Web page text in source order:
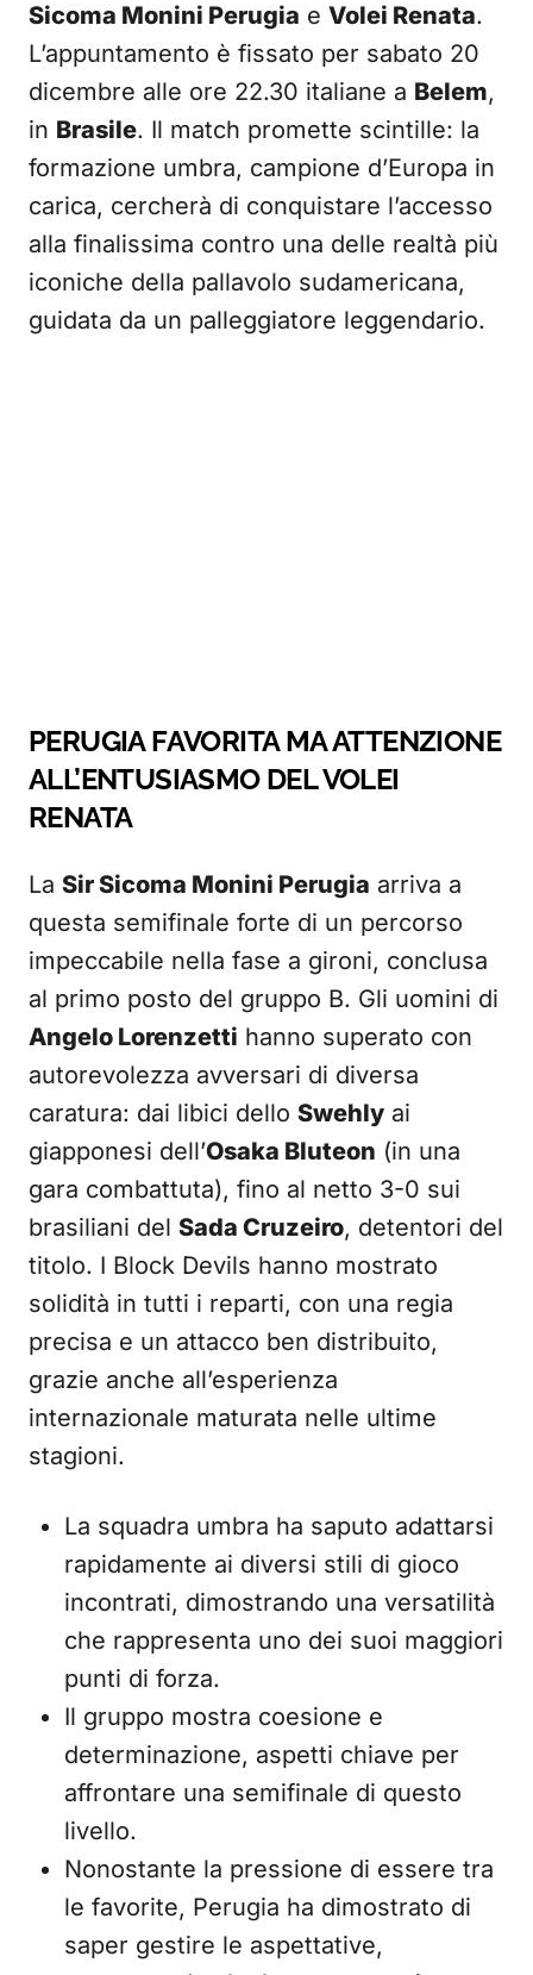
Sicoma Monini Perugia e Volei Renata.
L’appuntamento è fissato per sabato 20
dicembre alle ore 22.30 italiane a Belem,
in Brasile. Il match promette scintille: la
formazione umbra, campione d’Europa in
carica, cercherà di conquistare l’accesso
alla finalissima contro una delle realtà più
iconiche della pallavolo sudamericana,
guidata da un palleggiatore leggendario.
PERUGIA FAVORITA MA ATTENZIONE
ALL’ENTUSIASMO DEL VOLEI
RENATA
La Sir Sicoma Monini Perugia arriva a
questa semifinale forte di un percorso
impeccabile nella fase a gironi, conclusa
al primo posto del gruppo B. Gli uomini di
Angelo Lorenzetti hanno superato con
autorevolezza avversari di diversa
caratura: dai libici dello Swehly ai
giapponesi dell’Osaka Bluteon (in una
gara combattuta), fino al netto 3-0 sui
brasiliani del Sada Cruzeiro, detentori del
titolo. I Block Devils hanno mostrato
solidità in tutti i reparti, con una regia
precisa e un attacco ben distribuito,
grazie anche all’esperienza
internazionale maturata nelle ultime
stagioni.
La squadra umbra ha saputo adattarsi
rapidamente ai diversi stili di gioco
incontrati, dimostrando una versatilità
che rappresenta uno dei suoi maggiori
punti di forza.
Il gruppo mostra coesione e
determinazione, aspetti chiave per
affrontare una semifinale di questo
livello.
Nonostante la pressione di essere tra
le favorite, Perugia ha dimostrato di
saper gestire le aspettative,